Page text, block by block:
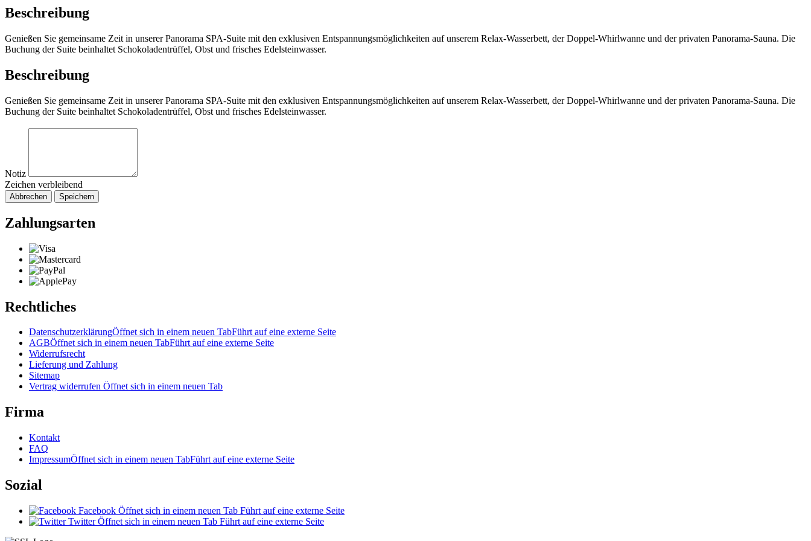
Beschreibung
Genießen Sie gemeinsame Zeit in unserer Panorama SPA-Suite mit den exklusiven Entspannungsmöglichkeiten auf unserem Relax-Wasserbett, der Doppel-Whirlwanne und der privaten Panorama-Sauna. Die
Buchung der Suite beinhaltet Schokoladentrüffel, Obst und frisches Edelsteinwasser.
Beschreibung
Genießen Sie gemeinsame Zeit in unserer Panorama SPA-Suite mit den exklusiven Entspannungsmöglichkeiten auf unserem Relax-Wasserbett, der Doppel-Whirlwanne und der privaten Panorama-Sauna. Die
Buchung der Suite beinhaltet Schokoladentrüffel, Obst und frisches Edelsteinwasser.
Notiz
Zeichen verbleibend
Abbrechen Speichern
Zahlungsarten
Rechtliches
DatenschutzerklärungÖffnet sich in einem neuen TabFührt auf eine externe Seite
AGBÖffnet sich in einem neuen TabFührt auf eine externe Seite
Widerrufsrecht
Lieferung und Zahlung
Sitemap
Vertrag widerrufen Öffnet sich in einem neuen Tab
Firma
Kontakt
FAQ
ImpressumÖffnet sich in einem neuen TabFührt auf eine externe Seite
Sozial
Facebook Öffnet sich in einem neuen Tab Führt auf eine externe Seite
Twitter Öffnet sich in einem neuen Tab Führt auf eine externe Seite